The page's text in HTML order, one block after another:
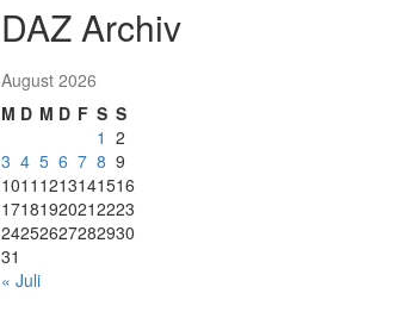
DAZ Archiv
August 2026
M D M D F S S
1 2
3 4 5 6 7 8 9
1011 1213141516
17181920212223
24252627282930
31
« Juli